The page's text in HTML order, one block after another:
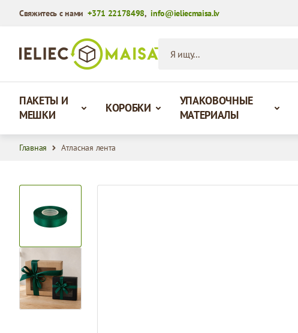
Свяжитесь с нами+371 22178498,info@ieliecmaisa.lv
ПАКЕТЫ И
МЕШКИ
КОРОБКИ
УПАКОВОЧНЫЕ
МАТЕРИАЛЫ
Главная Атласная лента